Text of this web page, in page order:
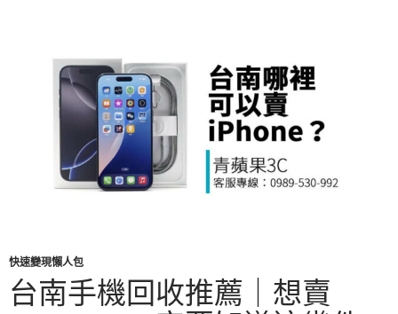
快速變現懶人包
台南手機回收推薦｜想賣